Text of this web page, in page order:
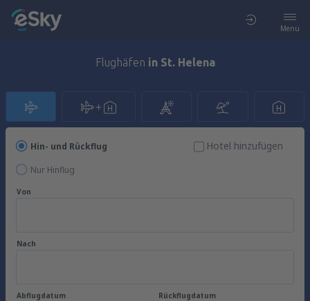
Menü
Flughäfen in St. Helena
Hin- und Rückflug
Nur Hinflug
Hotel hinzufügen
Von
Nach
Abflugdatum Rückflugdatum